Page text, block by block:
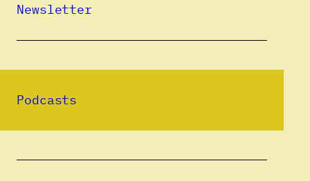
Newsletter
Podcasts
kirchlichen Archiven sowie in Bibliotheken
in der Republik Kroatien wird Archivgut mit
widmet sich daher der Vorstellung von